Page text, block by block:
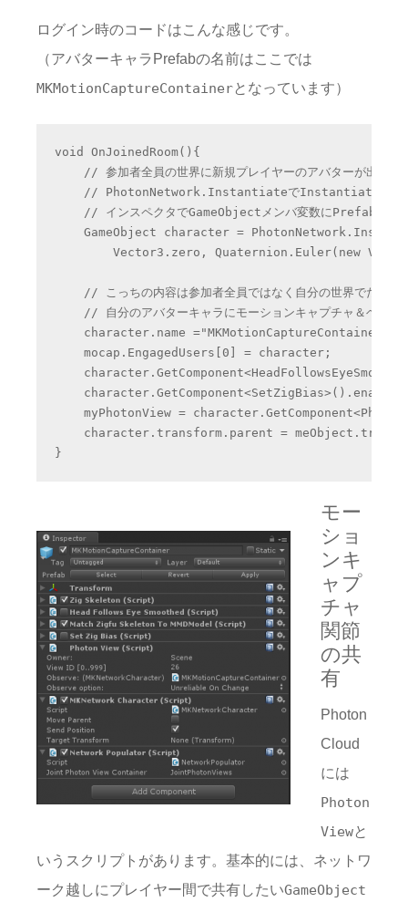
ログイン時のコードはこんな感じです。
（アバターキャラPrefabの名前はここでは
MKMotionCaptureContainerとなっています）
void OnJoinedRoom(){
// 参加者全員の世界に新規プレイヤーのアバターが出現す
// PhotonNetwork.InstantiateでInstantiateできる
// インスペクタでGameObjectメンバ変数にPrefabを割り
GameObject character =
Vector3.zero, Quaternion.Euler(new
// こっちの内容は参加者全員ではなく自分の世界でだけ反
// 自分のアバターキャラにモーションキャプチャ＆ヘッド
character.name
    mocap.EngagedUsers[0] = character;
character.GetComponent<SetZigBias>().enabled
myPhotonView =
character.transform.parent =
モー
ショ
ンキ
ャプ
チャ
関節
の共
有
Photon
Cloud
には
Photon
Viewと
いうスクリプトがあります。基本的には、ネットワ
ーク越しにプレイヤー間で共有したいGameObject